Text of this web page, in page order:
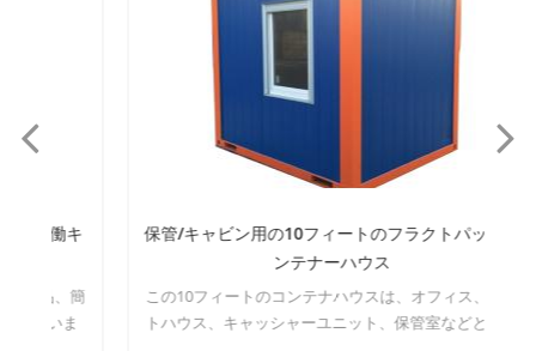
保管/キャビン用の10フィートのフラクトパックコ
ンテナーハウス
この10フィートのコンテナハウスは、オフィス、ゲー
トハウス、キャッシャーユニット、保管室などとして